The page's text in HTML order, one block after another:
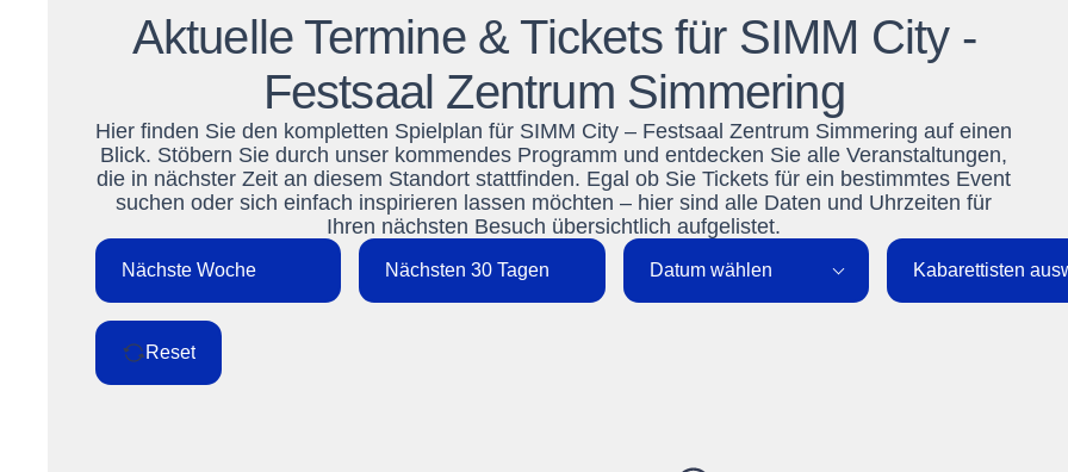
Aktuelle Termine & Tickets für SIMM City -
Festsaal Zentrum Simmering
Hier finden Sie den kompletten Spielplan für SIMM City – Festsaal Zentrum Simmering auf einen
Blick. Stöbern Sie durch unser kommendes Programm und entdecken Sie alle Veranstaltungen,
die in nächster Zeit an diesem Standort stattfinden. Egal ob Sie Tickets für ein bestimmtes Event
suchen oder sich einfach inspirieren lassen möchten – hier sind alle Daten und Uhrzeiten für
Ihren nächsten Besuch übersichtlich aufgelistet.
Nächste Woche Nächsten 30 Tagen Datum wählen Kabarettisten
Reset